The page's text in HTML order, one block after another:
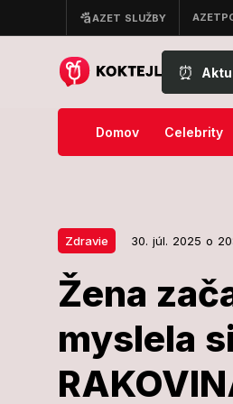
⏰
nehoda v Bratislave: Prevrátilo sa
Domov Celebrity
Zdravie 30. júl. 2025 o
Žena
myslela
Žena